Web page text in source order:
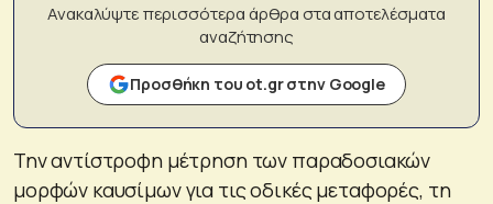
Ανακαλύψτε περισσότερα άρθρα στα αποτελέσματα
αναζήτησης
Προσθήκη του ot.gr στην Google
Την αντίστροφη μέτρηση των παραδοσιακών
μορφών καυσίμων για τις οδικές μεταφορές, τη